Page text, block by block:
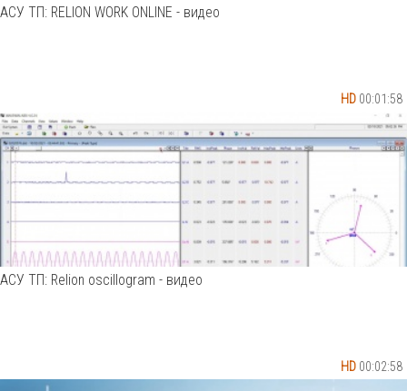
HD 00:01:58
АСУ ТП: RELION WORK ONLINE - видео
HD 00:02:58
АСУ ТП: Relion oscillogram - видео